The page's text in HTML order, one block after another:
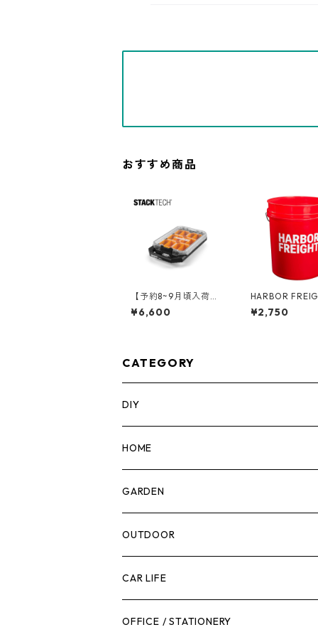
おすすめ商品
【予約8~9月頃入荷】T
OUGHBUILT（タフビ
ルト）STACK TECH(ス
¥6,600
HARBOR
ーバーフレイト
ンバケツ
¥2,750
CATEGORY
DIY
マーカー
計測機器
腰袋・ツールホルスター
工具箱
作業台
HOME
5ガロンバケツ
キッチン
日用品
ボディケア
GARDEN
剪定ばさみ
ガーデンツール
ガーデンチェア
OUTDOOR
スツール
バンジーバンド
CAR LIFE
メンテナンスグッズ
OFFICE / STATIONERY